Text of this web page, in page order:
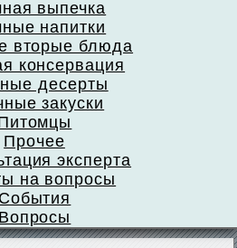
выпечка
напитки
вторые блюда
консервация
десерты
закуски
Прочее
эксперта
на вопросы
События
Вопросы